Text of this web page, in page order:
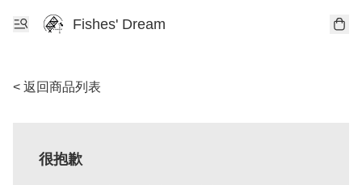
Fishes' Dream
< 返回商品列表
很抱歉